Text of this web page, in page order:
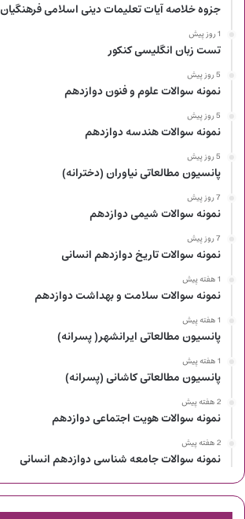
جزوه خلاصه آیات تعلیمات دینی اسلامی فرهنگیان
1 روز پیش
تست زبان انگلیسی کنکور
5 روز پیش
نمونه سوالات علوم و فنون دوازدهم
5 روز پیش
نمونه سوالات هندسه دوازدهم
5 روز پیش
پانسیون مطالعاتی نیاوران (دخترانه)
7 روز پیش
نمونه سوالات شیمی دوازدهم
7 روز پیش
نمونه سوالات تاریخ دوازدهم انسانی
1 هفته پیش
نمونه سوالات سلامت و بهداشت دوازدهم
1 هفته پیش
پانسیون مطالعاتی ایرانشهر( پسرانه)
1 هفته پیش
پانسیون مطالعاتی کاشانی (پسرانه)
2 هفته پیش
نمونه سوالات هویت اجتماعی دوازدهم
2 هفته پیش
نمونه سوالات جامعه شناسی دوازدهم انسانی